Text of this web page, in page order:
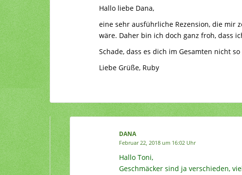
Hallo liebe Dana,
eine sehr ausführliche Rezension, die mir
wäre. Daher bin ich doch ganz froh, dass
Schade, dass es dich im Gesamten nicht
Liebe Grüße, Ruby
DANA
Februar 22, 2018 um 16:02 Uhr
Hallo Toni,
Geschmäcker sind ja verschieden,